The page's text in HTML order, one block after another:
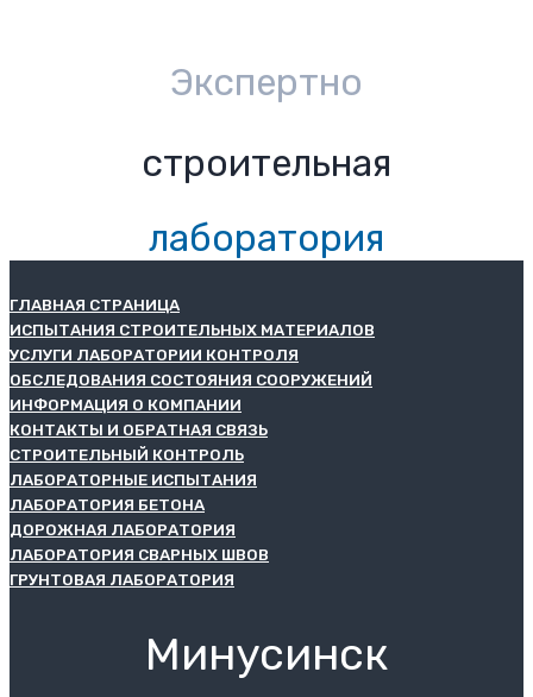
Экспертно
строительная
лаборатория
ГЛАВНАЯ СТРАНИЦА
ИСПЫТАНИЯ СТРОИТЕЛЬНЫХ МАТЕРИАЛОВ
УСЛУГИ ЛАБОРАТОРИИ КОНТРОЛЯ
ОБСЛЕДОВАНИЯ СОСТОЯНИЯ СООРУЖЕНИЙ
ИНФОРМАЦИЯ О КОМПАНИИ
КОНТАКТЫ И ОБРАТНАЯ СВЯЗЬ
СТРОИТЕЛЬНЫЙ КОНТРОЛЬ
ЛАБОРАТОРНЫЕ ИСПЫТАНИЯ
ЛАБОРАТОРИЯ БЕТОНА
ДОРОЖНАЯ ЛАБОРАТОРИЯ
ЛАБОРАТОРИЯ СВАРНЫХ ШВОВ
ГРУНТОВАЯ ЛАБОРАТОРИЯ
Минусинск